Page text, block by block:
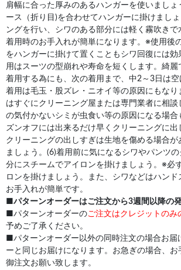
肩幅に合った厚みのあるハンガーを使いましょ
ース（折り目)を合わせてハンガーに掛けまし
ングを行い、シワのある部分には軽く霧吹きで
着用時のお手入れが簡単になります。※使用後
をハンガーに掛けて置くこともシワ回復には効
用はスーツの型崩れや寿命を短くします。綺麗
着用する為にも、次の着用まで、中2～3日は
着用は毛玉・股ズレ・ニオイ等の原因にもなり
はすぐにクリーニング屋または専門業者に相
の気付かないシミが虫食い等の原因になる場合
ズンオフには出来るだけ早くクリーニングに出
クリーニングの出しすぎは生地を傷める場合が
ましょう。(6)着用前に気になるシワやパンツ
分にスチームでアイロンを掛けましょう。※必
ロンを掛けましょう。また、シワなどはハンド
お手入れが簡単です。
パターンオーダーはご注文から3週間以降の
■パターンオーダーのご注文はクレジットのみ
予めご了承ください。
■パターンオーダー以外の同時注文の場合お届
ーと同じお届けになります。お急ぎの場合、お
御注文お願い致します。